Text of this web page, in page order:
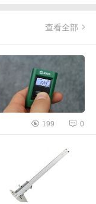
查看全部
199 0